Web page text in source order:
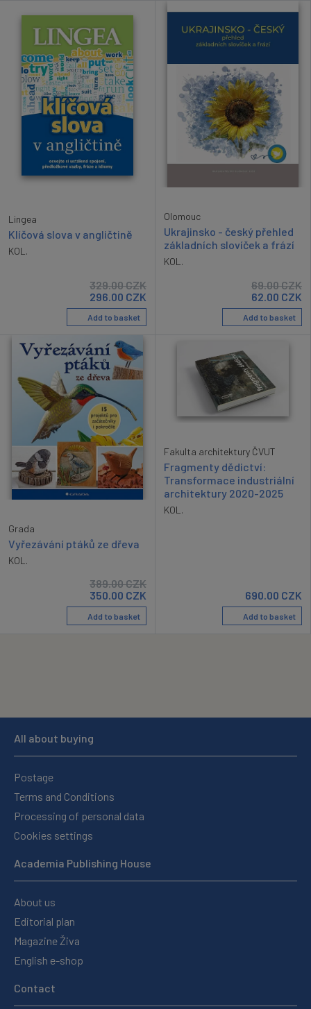
Lingea
Klíčová slova v angličtině
KOL.
329.00CZK
296.00 CZK
Add to basket
Olomouc
Ukrajinsko - český přehled
základních slovíček a frází
KOL.
69.00CZK
62.00 CZK
Add to basket
Grada
Vyřezávání ptáků ze dřeva
KOL.
389.00CZK
350.00 CZK
Add to basket
Fakulta architektury ČVUT
Fragmenty dědictví:
Transformace industriální
architektury 2020-2025
KOL.
690.00 CZK
Add to basket
All about buying
Postage
Terms and Conditions
Processing of personal data
Cookies settings
Academia Publishing House
About us
Editorial plan
Magazine Živa
English e-shop
Contact